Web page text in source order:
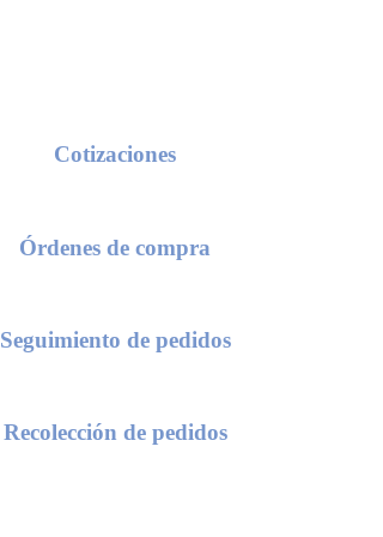
Cotizaciones
Órdenes de compra
Seguimiento de pedidos
Recolección de pedidos